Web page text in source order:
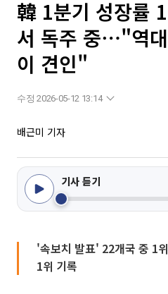
韓 1분기 성장률
서 독주 중⋯"역
이 견인"
수정 2026-05-12 13:14
배근미 기자
기사 듣기
'속보치 발표' 22개국 중 1
1위 기록